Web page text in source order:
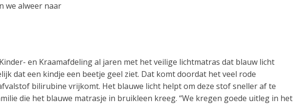
we alweer naar
en Kraamafdeling al jaren met het veilige lichtmatras dat blauw licht
dat een kindje een beetje geel ziet. Dat komt doordat het veel rode
bilirubine vrijkomt. Het blauwe licht helpt om deze stof sneller af te
die het blauwe matrasje in bruikleen kreeg. “We kregen goede uitleg in het